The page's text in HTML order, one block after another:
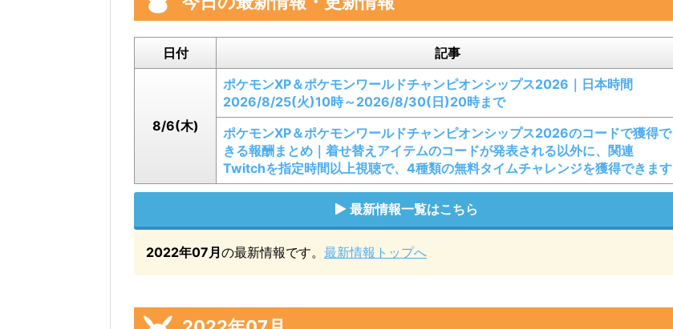
日付 記事
8/6(木)
ポケモンXP＆ポケモンワールドチャンピオンシップス2026｜日本時間
2026/8/25(火)10時～2026/8/30(日)20時まで
ポケモンXP＆ポケモンワールドチャンピオンシップス2026のコードで獲得で
きる報酬まとめ｜着せ替えアイテムのコードが発表される以外に、関連
Twitchを指定時間以上視聴で、4種類の無料タイムチャレンジを獲得できます
最新情報一覧はこちら
2022年07月 の最新情報です。 最新情報トップへ